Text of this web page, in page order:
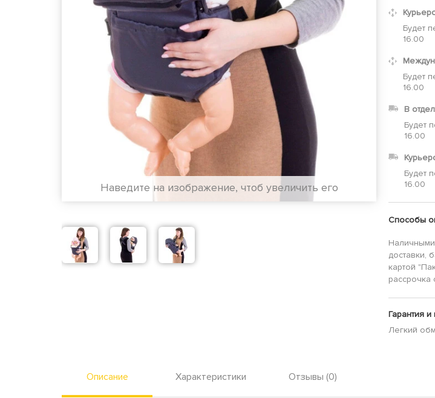
Наведите на изображение, чтоб увеличить его
Будет
16.00
Будет
16.00
В
Будет
16.00
Будет
16.00
Способы
доставки,
картой
рассрочка
Гарантия и
Легкий
Описание Характеристики Отзывы (0)